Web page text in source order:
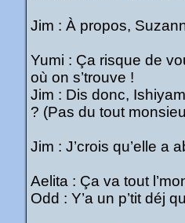
Jim : À propos,
Yumi : Ça risque de
où on s’trouve !
Jim : Dis donc,
? (Pas du tout
Jim : J’crois qu’elle a
Aelita : Ça va tout
Odd : Y’a un p’tit déj